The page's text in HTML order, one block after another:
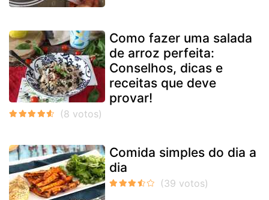
Como fazer uma salada
de arroz perfeita:
Conselhos, dicas e
receitas que deve
provar!
Comida simples do dia a
dia